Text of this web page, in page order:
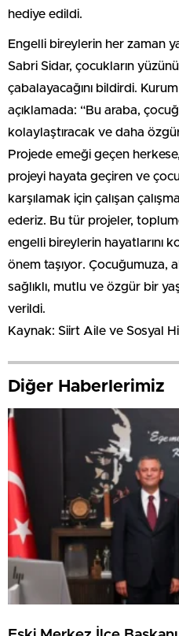
hediye edildi.
Engelli bireylerin her zaman
Sabri Sidar, çocukların
çabalayacağını bildirdi.
açıklamada: “Bu araba,
kolaylaştıracak ve daha
Projede emeği geçen
projeyi hayata geçiren ve
karşılamak için çalışan
ederiz. Bu tür projeler,
engelli bireylerin hayatlarını
önem taşıyor. Çocuğumuza,
sağlıklı, mutlu ve özgür bir
verildi.
Kaynak: Siirt Aile ve Sosyal
Diğer Haberlerimiz